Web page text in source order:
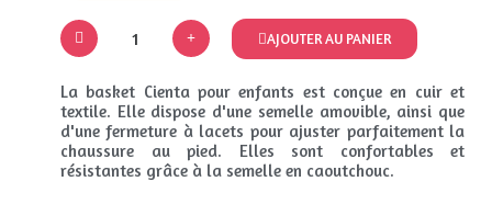
AJOUTER AU PANIER
La basket Cienta pour enfants est conçue en cuir et
textile. Elle dispose d'une semelle amovible, ainsi que
d'une fermeture à lacets pour ajuster parfaitement la
chaussure au pied. Elles sont confortables et
résistantes grâce à la semelle en caoutchouc.